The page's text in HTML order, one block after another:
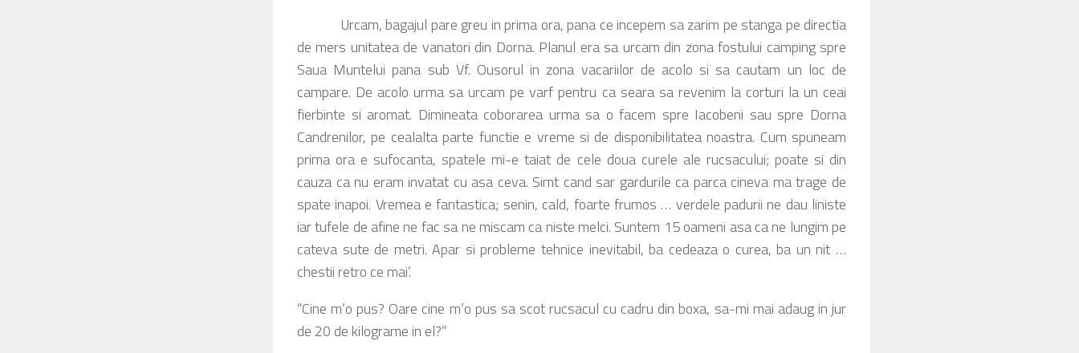
Urcam, bagajul pare greu in prima ora, pana ce incepem sa zarim pe stanga pe directia
de mers unitatea de vanatori din Dorna. Planul era sa urcam din zona fostului camping spre
Saua Muntelui pana sub Vf. Ousorul in zona vacariilor de acolo si sa cautam un loc de
campare. De acolo urma sa urcam pe varf pentru ca seara sa revenim la corturi la un ceai
fierbinte si aromat. Dimineata coborarea urma sa o facem spre Iacobeni sau spre Dorna
Candrenilor, pe cealalta parte functie e vreme si de disponibilitatea noastra. Cum spuneam
prima ora e sufocanta, spatele mi-e taiat de cele doua curele ale rucsacului; poate si din
cauza ca nu eram invatat cu asa ceva. Simt cand sar gardurile ca parca cineva ma trage de
spate inapoi. Vremea e fantastica; senin, cald, foarte frumos … verdele padurii ne dau liniste
iar tufele de afine ne fac sa ne miscam ca niste melci. Suntem 15 oameni asa ca ne lungim pe
cateva sute de metri. Apar si probleme tehnice inevitabil, ba cedeaza o curea, ba un nit …
chestii retro ce mai’.
“Cine m’o pus? Oare cine m’o pus sa scot rucsacul cu cadru din boxa, sa-mi mai adaug in jur
de 20 de kilograme in el?”